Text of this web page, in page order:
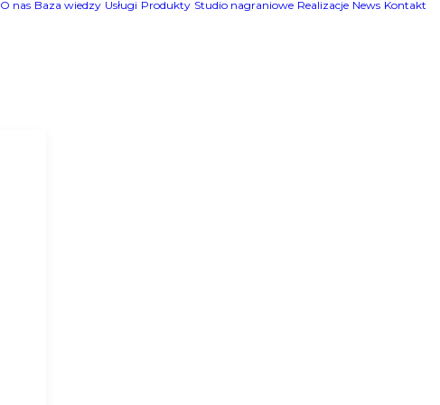
O nas Baza wiedzy Usługi Produkty Studio nagraniowe Realizacje News Kontakt